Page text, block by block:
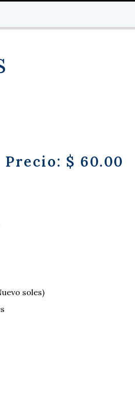
Precio: $ 60.00
soles)